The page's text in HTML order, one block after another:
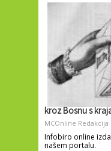
kroz Bosnu s
MCOnline Redakcija
Infobiro online
našem portalu.